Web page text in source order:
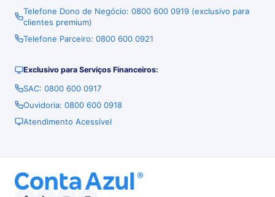
Telefone Dono de Negócio: 0800 600 0919 (exclusivo para
clientes premium)
Telefone Parceiro: 0800 600 0921
Exclusivo para Serviços Financeiros:
SAC: 0800 600 0917
Ouvidoria: 0800 600 0918
Atendimento Acessível